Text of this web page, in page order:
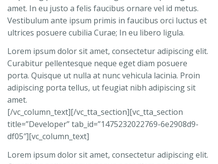
amet. In eu justo a felis faucibus ornare vel id metus.
Vestibulum ante ipsum primis in faucibus orci luctus et
ultrices posuere cubilia Curae; In eu libero ligula.
Lorem ipsum dolor sit amet, consectetur adipiscing elit.
Curabitur pellentesque neque eget diam posuere
porta. Quisque ut nulla at nunc vehicula lacinia. Proin
adipiscing porta tellus, ut feugiat nibh adipiscing sit
amet.
[/vc_column_text][/vc_tta_section][vc_tta_section
title=”Developer” tab_id=”1475232022769-6e2908d9-
df05″][vc_column_text]
Lorem ipsum dolor sit amet, consectetur adipiscing elit.